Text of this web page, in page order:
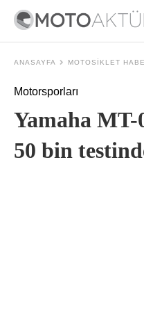
ANASAYFA MOTOSIKLET
Motorsporları
Yamaha MT-
50 bin